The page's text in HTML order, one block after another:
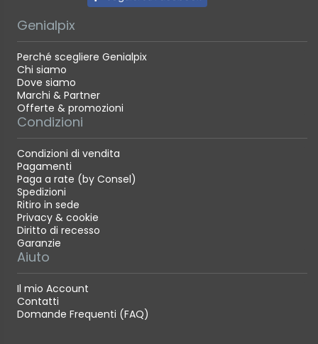
Genialpix
Perché scegliere Genialpix
Chi siamo
Dove siamo
Marchi & Partner
Offerte & promozioni
Condizioni
Condizioni di vendita
Pagamenti
Paga a rate (by Consel)
Spedizioni
Ritiro in sede
Privacy & cookie
Diritto di recesso
Garanzie
Aiuto
Il mio Account
Contatti
Domande Frequenti (FAQ)